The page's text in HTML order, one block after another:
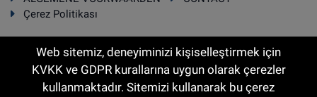
Çerez Politikası
RSS Copyright © 2025 Sonhaber.eu Her hakkı saklıdır.
Web sitemiz, deneyiminizi kişiselleştirmek için
KVKK ve GDPR kurallarına uygun olarak çerezler
kullanmaktadır. Sitemizi kullanarak bu çerez